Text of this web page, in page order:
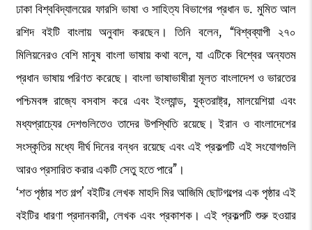
ঢাকা বিশ্ববিদ্যালয়ের ফারসি ভাষা ও সাহিত্য বিভাগের প্রধান ড. মুমিত আল
রশিদ বইটি বাংলায় অনুবাদ করছেন। তিনি বলেন, “বিশ্বব্যাপী ২৭০
মিলিয়নেরও বেশি মানুষ বাংলা ভাষায় কথা বলে, যা এটিকে বিশ্বের অন্যতম
প্রধান ভাষায় পরিণত করেছে। বাংলা ভাষাভাষীরা মূলত বাংলাদেশ ও ভারতের
পশ্চিমবঙ্গ রাজ্যে বসবাস করে এবং ইংল্যান্ড, যুক্তরাষ্ট্র, মালয়েশিয়া এবং
মধ্যপ্রাচ্যের দেশগুলিতেও তাদের উপস্থিতি রয়েছে। ইরান ও বাংলাদেশের
সংস্কৃতির মধ্যে দীর্ঘ দিনের বন্ধন রয়েছে এবং এই প্রকল্পটি এই সংযোগগুলি
আরও প্রসারিত করার একটি সেতু হতে পারে”।
‘শত পৃষ্ঠার শত গল্প’ বইটির লেখক মাহদি মির আজিমি ছোটগল্পের এক পৃষ্ঠার এই
বইটির ধারণা প্রদানকারী, লেখক এবং প্রকাশক। এই প্রকল্পটি শুরু হওয়ার